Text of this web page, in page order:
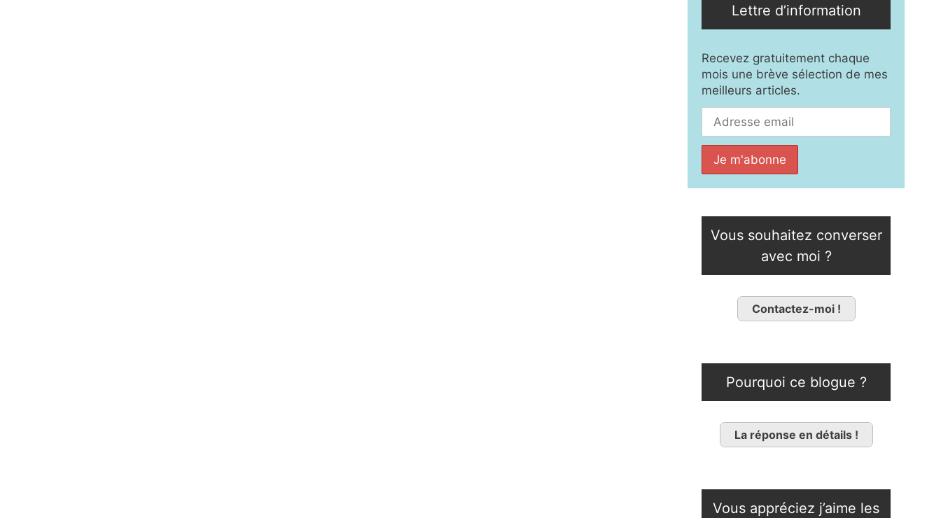
Lettre d’information
Recevez gratuitement chaque
mois une brève sélection de mes
meilleurs articles.
Vous souhaitez converser
avec moi ?
Contactez-moi !
Pourquoi ce blogue ?
La réponse en détails !
Vous appréciez j’aime les